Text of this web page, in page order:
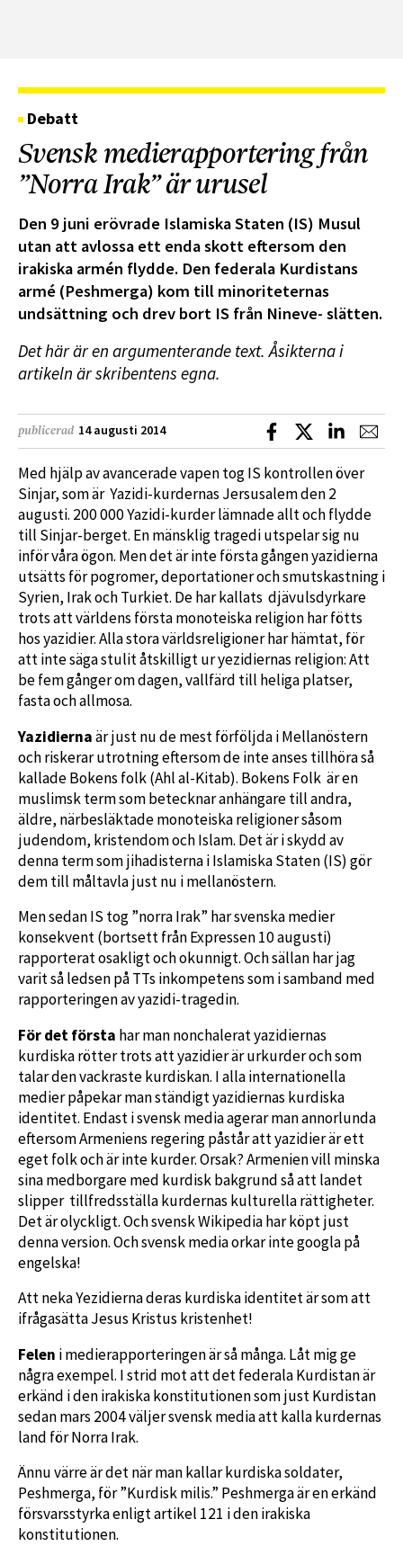
Debatt
Svensk medierapportering från
”Norra Irak” är urusel
Den 9 juni erövrade Islamiska Staten (IS) Musul
utan att avlossa ett enda skott eftersom den
irakiska armén flydde. Den federala Kurdistans
armé (Peshmerga) kom till minoriteternas
undsättning och drev bort IS från Nineve- slätten.
Det här är en argumenterande text. Åsikterna i
artikeln är skribentens egna.
publicerad 14 augusti 2014 Dela på Facebook
Dela på XDela på
Med hjälp av avancerade vapen tog IS kontrollen över
Sinjar, som är Yazidi-kurdernas Jersusalem den 2
augusti. 200 000 Yazidi-kurder lämnade allt och flydde
till Sinjar-berget. En mänsklig tragedi utspelar sig nu
inför våra ögon. Men det är inte första gången yazidierna
utsätts för pogromer, deportationer och smutskastning i
Syrien, Irak och Turkiet. De har kallats djävulsdyrkare
trots att världens första monoteiska religion har fötts
hos yazidier. Alla stora världsreligioner har hämtat, för
att inte säga stulit åtskilligt ur yezidiernas religion: Att
be fem gånger om dagen, vallfärd till heliga platser,
fasta och allmosa.
Yazidiernaär just nu de mest förföljda i Mellanöstern
och riskerar utrotning eftersom de inte anses tillhöra så
kallade Bokens folk (Ahl al-Kitab). Bokens Folk är en
muslimsk term som betecknar anhängare till andra,
äldre, närbesläktade monoteiska religioner såsom
judendom, kristendom och Islam. Det är i skydd av
denna term som jihadisterna i Islamiska Staten (IS) gör
dem till måltavla just nu i mellanöstern.
Men sedan IS tog ”norra Irak” har svenska medier
konsekvent (bortsett från Expressen 10 augusti)
rapporterat osakligt och okunnigt. Och sällan har jag
varit så ledsen på TTs inkompetens som i samband med
rapporteringen av yazidi-tragedin.
För det första har man nonchalerat yazidiernas
kurdiska rötter trots att yazidier är urkurder och som
talar den vackraste kurdiskan. I alla internationella
medier påpekar man ständigt yazidiernas kurdiska
identitet. Endast i svensk media agerar man annorlunda
eftersom Armeniens regering påstår att yazidier är ett
eget folk och är inte kurder. Orsak? Armenien vill minska
sina medborgare med kurdisk bakgrund så att landet
slipper tillfredsställa kurdernas kulturella rättigheter.
Det är olyckligt. Och svensk Wikipedia har köpt just
denna version. Och svensk media orkar inte googla på
engelska!
Att neka Yezidierna deras kurdiska identitet är som att
ifrågasätta Jesus Kristus kristenhet!
Felen i medierapporteringen är så många. Låt mig ge
några exempel. I strid mot att det federala Kurdistan är
erkänd i den irakiska konstitutionen som just Kurdistan
sedan mars 2004 väljer svensk media att kalla kurdernas
land för Norra Irak.
Ännu värre är det när man kallar kurdiska soldater,
Peshmerga, för ”Kurdisk milis.” Peshmerga är en erkänd
försvarsstyrka enligt artikel 121 i den irakiska
konstitutionen.